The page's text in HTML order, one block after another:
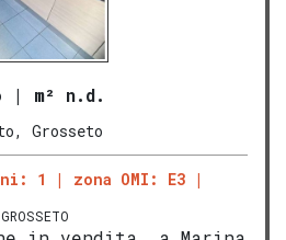
| m² n.d.
Grosseto
1 zona OMI: E3